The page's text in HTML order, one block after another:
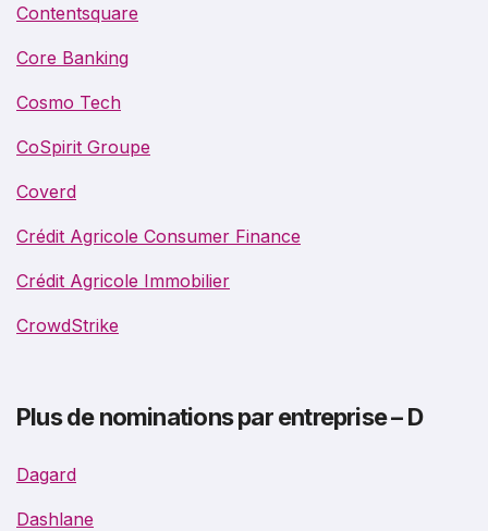
Contentsquare
Core Banking
Cosmo Tech
CoSpirit Groupe
Coverd
Crédit Agricole Consumer Finance
Crédit Agricole Immobilier
CrowdStrike
Plus de nominations par entreprise – D
Dagard
Dashlane